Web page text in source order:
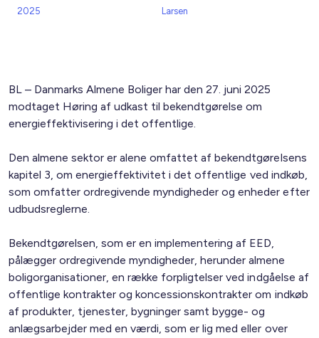
2025
Larsen
BL – Danmarks Almene Boliger har den 27. juni 2025
modtaget Høring af udkast til bekendtgørelse om
energieffektivisering i det offentlige.
Den almene sektor er alene omfattet af bekendtgørelsens
kapitel 3, om energieffektivitet i det offentlige ved indkøb,
som omfatter ordregivende myndigheder og enheder efter
udbudsreglerne.
Bekendtgørelsen, som er en implementering af EED,
pålægger ordregivende myndigheder, herunder almene
boligorganisationer, en række forpligtelser ved indgåelse af
offentlige kontrakter og koncessionskontrakter om indkøb
af produkter, tjenester, bygninger samt bygge- og
anlægsarbejder med en værdi, som er lig med eller over